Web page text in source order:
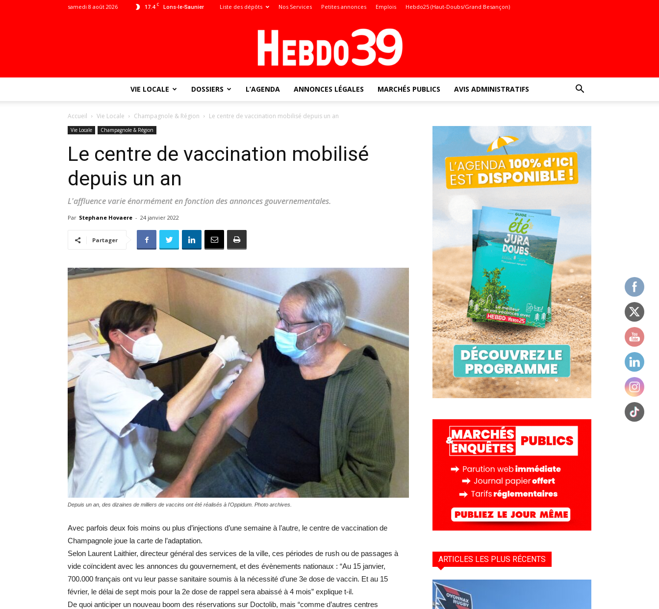
17.4 C Lons-le-Saunier
samedi 8 août 2026 Liste des dépôts Nos Services Petites annonces Emplois Hebdo25 (Haut-Doubs/Grand Besançon)
l'info
locale
Hebdo39
VIE LOCALE DOSSIERS L’AGENDA ANNONCES LÉGALES MARCHÉS PUBLICS AVIS ADMINISTRATIFS
Accueil Vie Locale Champagnole & Région Le centre de vaccination mobilisé depuis un an
Vie Locale Champagnole & Région
Le centre de vaccination mobilisé
depuis un an
L'affluence varie énormément en fonction des annonces gouvernementales.
Par Stephane Hovaere - 24 janvier 2022
Partager
Depuis un an, des dizaines de milliers de vaccins ont été réalisés à l'Oppidum. Photo archives.
Avec parfois deux fois moins ou plus d’injections d’une semaine à l’autre, le centre de vaccination de
Champagnole joue la carte de l’adaptation.
Selon Laurent Laithier, directeur général des services de la ville, ces périodes de rush ou de passages à
vide coïncident avec les annonces du gouvernement, et des évènements nationaux : “Au 15 janvier,
700.000 français ont vu leur passe sanitaire soumis à la nécessité d’une 3e dose de vaccin. Et au 15
février, le délai de sept mois pour la 2e dose de rappel sera abaissé à 4 mois” explique t-il.
De quoi anticiper un nouveau boom des réservations sur Doctolib, mais “comme d’autres centres
ARTICLES LES PLUS RÉCENTS